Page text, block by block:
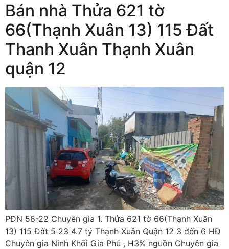
Bán nhà Thửa 621 tờ
66(Thạnh Xuân 13) 115 Đất
Thanh Xuân Thạnh Xuân
quận 12
PĐN 58-22 Chuyên gia 1. Thửa 621 tờ 66(Thạnh Xuân
13) 115 Đất 5 23 4.7 tỷ Thạnh Xuân Quận 12 3 đến 6 HĐ
Chuyên gia Ninh Khối Gia Phú , H3% nguồn Chuyên gia